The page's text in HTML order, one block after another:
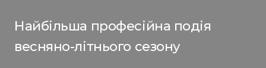
Найбільша професійна подія
весняно-літнього сезону